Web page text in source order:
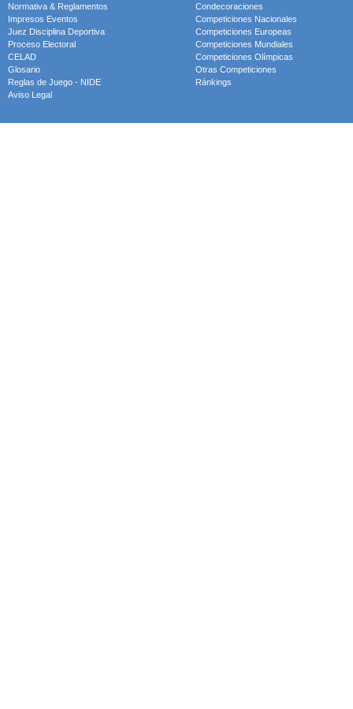
Normativa & Reglamentos
Impresos Eventos
Juez Disciplina Deportiva
Proceso Electoral
CELAD
Glosario
Reglas de Juego - NIDE
Aviso Legal
Condecoraciones
Competiciones Nacionales
Competiciones Europeas
Competiciones Mundiales
Competiciones Olímpicas
Otras Competiciones
Ránkings